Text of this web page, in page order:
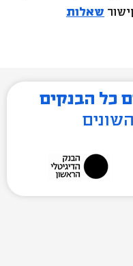
שאלות
כל הבנקים
השונים